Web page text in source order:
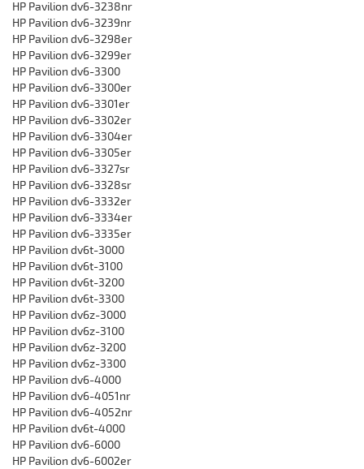
HP Pavilion dv6-3238nr
HP Pavilion dv6-3239nr
HP Pavilion dv6-3298er
HP Pavilion dv6-3299er
HP Pavilion dv6-3300
HP Pavilion dv6-3300er
HP Pavilion dv6-3301er
HP Pavilion dv6-3302er
HP Pavilion dv6-3304er
HP Pavilion dv6-3305er
HP Pavilion dv6-3327sr
HP Pavilion dv6-3328sr
HP Pavilion dv6-3332er
HP Pavilion dv6-3334er
HP Pavilion dv6-3335er
HP Pavilion dv6t-3000
HP Pavilion dv6t-3100
HP Pavilion dv6t-3200
HP Pavilion dv6t-3300
HP Pavilion dv6z-3000
HP Pavilion dv6z-3100
HP Pavilion dv6z-3200
HP Pavilion dv6z-3300
HP Pavilion dv6-4000
HP Pavilion dv6-4051nr
HP Pavilion dv6-4052nr
HP Pavilion dv6t-4000
HP Pavilion dv6-6000
HP Pavilion dv6-6002er